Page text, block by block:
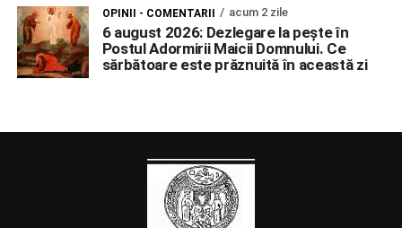
OPINII - COMENTARII acum 2 zile
6 august 2026: Dezlegare la pește în
Postul Adormirii Maicii Domnului. Ce
sărbătoare este prăznuită în această zi